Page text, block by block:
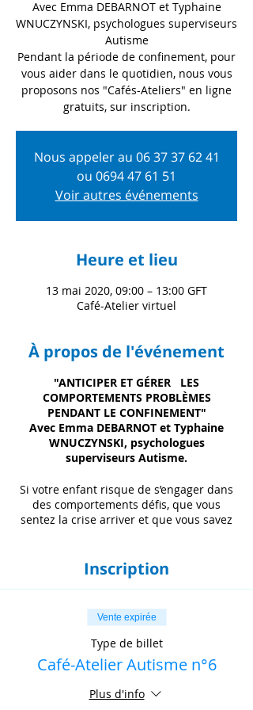
Avec Emma DEBARNOT et Typhaine
WNUCZYNSKI, psychologues superviseurs
Autisme
Pendant la période de confinement, pour
vous aider dans le quotidien, nous vous
proposons nos "Cafés-Ateliers" en ligne
gratuits, sur inscription.
Nous appeler au 06 37 37 62 41‬
ou 0694 47 61 51‬
Voir autres événements
Heure et lieu
13 mai 2020, 09:00 – 13:00 GFT
Café-Atelier virtuel
À propos de l'événement
"ANTICIPER ET GÉRER LES
COMPORTEMENTS PROBLÈMES
PENDANT LE CONFINEMENT"
Avec Emma DEBARNOT et Typhaine
WNUCZYNSKI, psychologues
superviseurs Autisme.
Si votre enfant risque de s’engager dans
des comportements défis, que vous
sentez la crise arriver et que vous savez
d’abandonner, ne prenez pas le risque de
voir le comportement monter en
intensité...
Pendant la période de confinement,
pour vous aider dans le quotidien, nous
vous proposons nos "Cafés-Ateliers" en
ligne gratuits, sur inscription.
S'inscrire.
Si vous avez des questions, merci de
nous contacter sur
Inscription
Vente expirée
Type de billet
Café-Atelier Autisme n°6
Plus d'info